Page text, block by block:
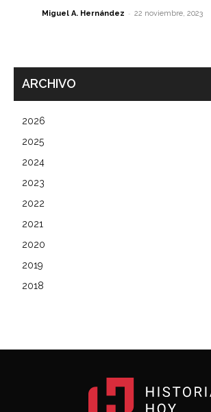
Miguel A. Hernández - 22 noviembre, 2023
ARCHIVO
2026
2025
2024
2023
2022
2021
2020
2019
2018